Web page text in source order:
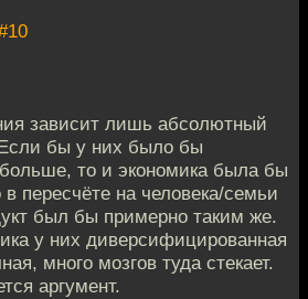
зависит лишь абсолютный
бы у них было бы
то и экономика была бы
пересчёте на человека/семьи
был бы примерно таким же.
у них диверсифицированная
много мозгов туда стекает.
аргумент.